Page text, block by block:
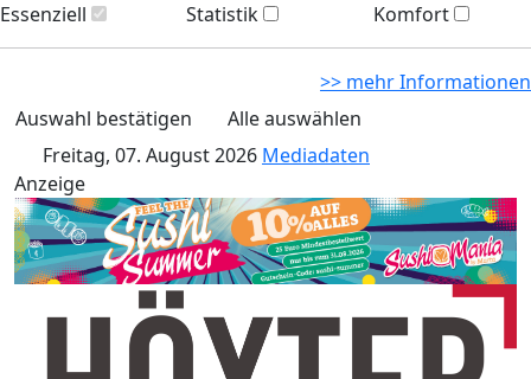
Essenziell
Statistik Komfort
>> mehr Informationen
Auswahl bestätigen
Alle auswählen
Freitag, 07. August 2026 Mediadaten
Anzeige